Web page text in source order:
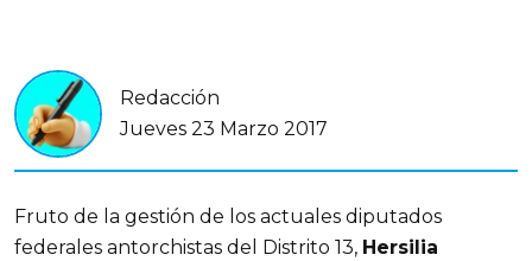
Redacción
Jueves 23 Marzo 2017
Fruto de la gestión de los actuales diputados
federales antorchistas del Distrito 13, Hersilia